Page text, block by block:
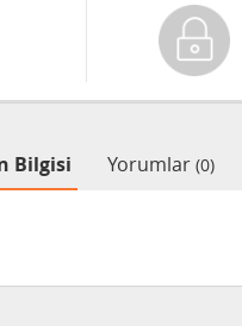
Bilgisi Yorumlar (0)